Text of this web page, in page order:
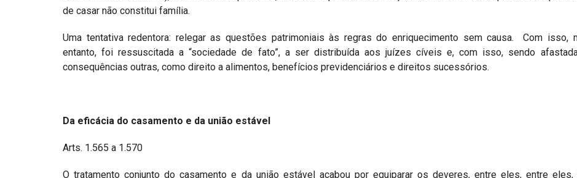
de casar não constitui família.
Uma tentativa redentora: relegar as questões patrimoniais às regras do enriquecimento sem causa. Com isso,
entanto, foi ressuscitada a “sociedade de fato”, a ser distribuída aos juízes cíveis e, com isso, sendo
consequências outras, como direito a alimentos, benefícios previdenciários e direitos sucessórios.
Da eficácia do casamento e da união estável
Arts. 1.565 a 1.570
O tratamento conjunto do casamento e da união estável acabou por equiparar os deveres, entre eles, entre eles,